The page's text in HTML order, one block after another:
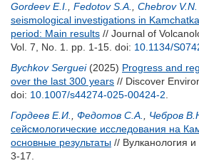
Gordeev E.I.
Fedotov S.A. Chebrov V.N.
seismological investigations in
period: Main results // Journal of
Vol. 7, No. 1. pp. 1-15. doi: 10.1134/
Bychkov Serguei(2025) Progress and
over the last 300 years // Discover
doi: 10.1007/s44274-025-00424-2
Гордеев Е.И.
Федотов С.А. Чебров
сейcмологические исследования на
основные результаты // Вулканология
3-17.